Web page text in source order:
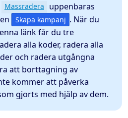
Massradera
uppenbaras
Skapa kampanj . När du
länk får du tre
alla koder, radera alla
och radera utgångna
att borttagning av
kommer att påverka
gjorts med hjälp av dem.